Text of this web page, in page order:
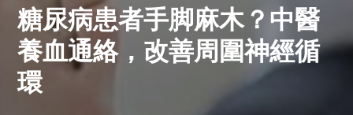
糖尿病患者手脚麻木？中醫
養血通絡，改善周圍神經循
環